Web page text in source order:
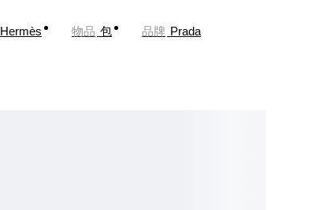
Hermès 物品 包 品牌 Prada